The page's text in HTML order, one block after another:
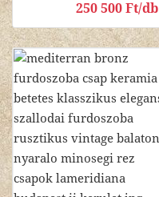
250 500 Ft/db